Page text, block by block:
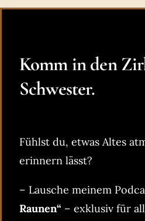
Komm in den
Schwester.
Fühlst du, etwas Altes
erinnern lässt?
– Lausche meinem
Raunen“ – exklusiv für